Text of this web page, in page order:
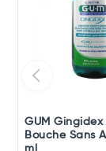
GUM
Bouche Sans